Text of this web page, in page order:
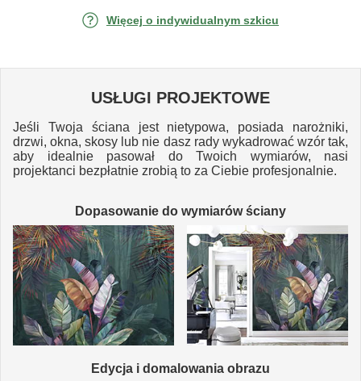
Więcej o indywidualnym szkicu
USŁUGI PROJEKTOWE
Jeśli Twoja ściana jest nietypowa, posiada narożniki,
drzwi, okna, skosy lub nie dasz rady wykadrować wzór tak,
aby idealnie pasował do Twoich wymiarów, nasi
projektanci bezpłatnie zrobią to za Ciebie profesjonalnie.
Dopasowanie do wymiarów ściany
Edycja i domalowania obrazu